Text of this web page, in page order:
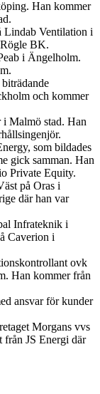
Han kommer
Lindab Ventilation i
BK.
i Ängelholm.
och kommer
Malmö stad. Han
som bildades
gick samman. Han
Private Equity.
på Oras i
där han var
Infrateknik i
Caverion i
ovk
Han kommer från
ansvar för kunder
Morgans vvs
JS Energi där